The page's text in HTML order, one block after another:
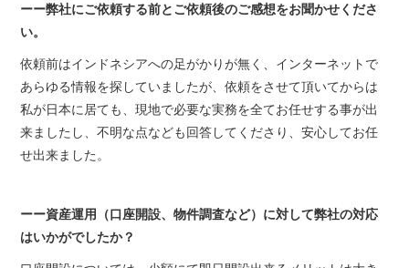
ーー弊社にご依頼する前とご依頼後のご感想をお聞かせくださ
い。
依頼前はインドネシアへの足がかりが無く、インターネットで
あらゆる情報を探していましたが、依頼をさせて頂いてからは
私が日本に居ても、現地で必要な実務を全てお任せする事が出
来ましたし、不明な点なども回答してくださり、安心してお任
せ出来ました。
ーー資産運用（口座開設、物件調査など）に対して弊社の対応
はいかがでしたか？